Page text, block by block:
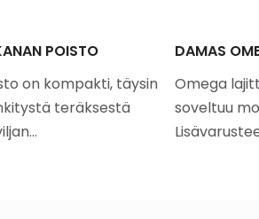
POISTO
on kompakti, täysin
teräksestä
DAMAS
Omega
soveltuu